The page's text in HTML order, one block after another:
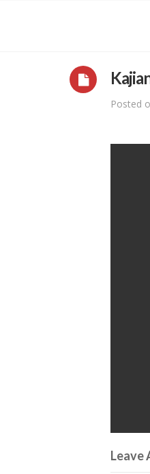
Posted
seconds
of
Leave